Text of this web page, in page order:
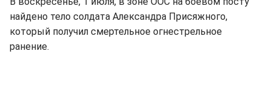
найдено тело солдата Александра Присяжного,
который получил смертельное огнестрельное
ранение.